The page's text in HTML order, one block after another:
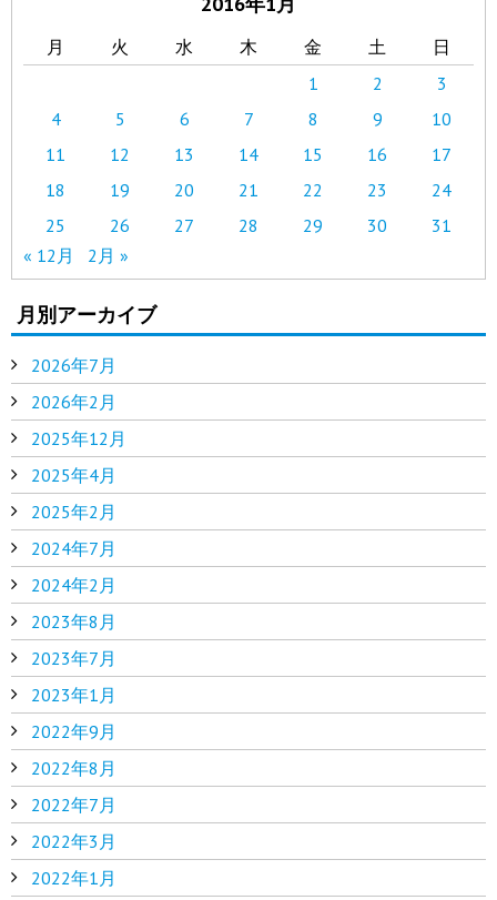
月 火 水 木 金 土
日
1
2
3
4
5 6 7 8 9
10
11
12 13 14 15 16
17
18
19 20 21 22 23
24
25
26 27 28 29 30
31
« 12月
2月 »
月別アーカイブ
2026年7月
2026年2月
2025年12月
2025年4月
2025年2月
2024年7月
2024年2月
2023年8月
2023年7月
2023年1月
2022年9月
2022年8月
2022年7月
2022年3月
2022年1月